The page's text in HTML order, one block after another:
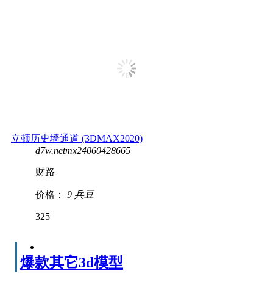
立顿历史墙通道 (3DMAX2020)
d7w.netmx24060428665
财路
价格： 9 兵豆
325
爆款其它3d模型